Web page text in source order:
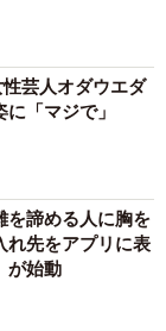
性芸人オダウエダ
「マジで」
を諦める人に胸を
先をアプリに表
が始動